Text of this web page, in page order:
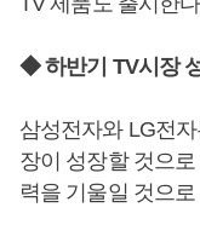
◆ 하반기 TV시장
삼성전자와 LG전
장이 성장할 것으
력을 기울일 것으